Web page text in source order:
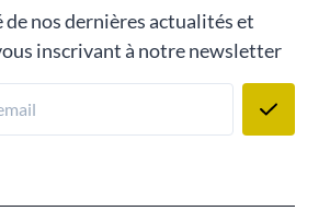
nos dernières actualités et
inscrivant à notre newsletter